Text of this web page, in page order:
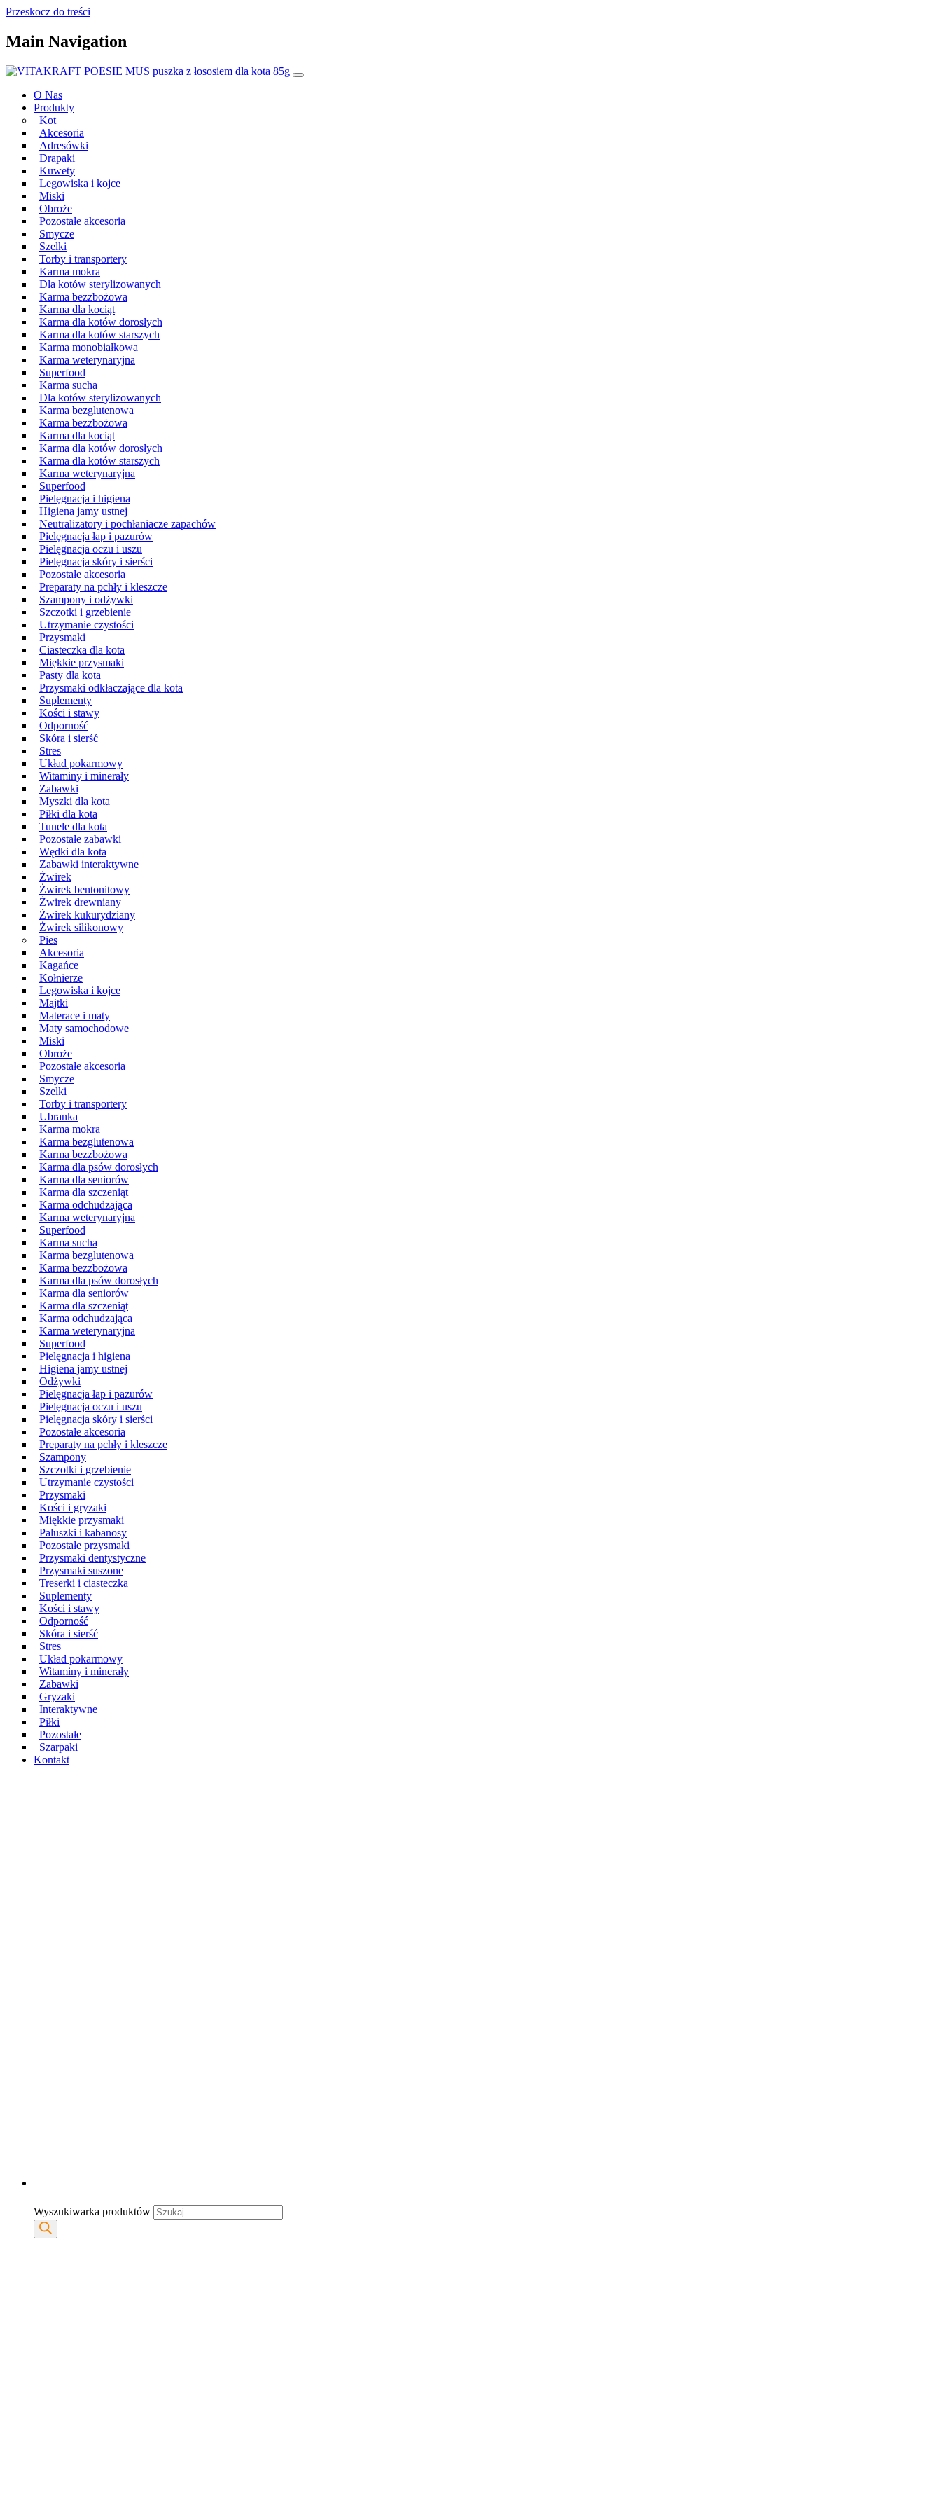
Przeskocz do treści
Main Navigation
O Nas
Produkty
Kot
Akcesoria
Adresówki
Drapaki
Kuwety
Legowiska i kojce
Miski
Obroże
Pozostałe akcesoria
Smycze
Szelki
Torby i transportery
Karma mokra
Dla kotów sterylizowanych
Karma bezzbożowa
Karma dla kociąt
Karma dla kotów dorosłych
Karma dla kotów starszych
Karma monobiałkowa
Karma weterynaryjna
Superfood
Karma sucha
Dla kotów sterylizowanych
Karma bezglutenowa
Karma bezzbożowa
Karma dla kociąt
Karma dla kotów dorosłych
Karma dla kotów starszych
Karma weterynaryjna
Superfood
Pielęgnacja i higiena
Higiena jamy ustnej
Neutralizatory i pochłaniacze zapachów
Pielęgnacja łap i pazurów
Pielęgnacja oczu i uszu
Pielęgnacja skóry i sierści
Pozostałe akcesoria
Preparaty na pchły i kleszcze
Szampony i odżywki
Szczotki i grzebienie
Utrzymanie czystości
Przysmaki
Ciasteczka dla kota
Miękkie przysmaki
Pasty dla kota
Przysmaki odkłaczające dla kota
Suplementy
Kości i stawy
Odporność
Skóra i sierść
Stres
Układ pokarmowy
Witaminy i minerały
Zabawki
Myszki dla kota
Piłki dla kota
Tunele dla kota
Pozostałe zabawki
Wędki dla kota
Zabawki interaktywne
Żwirek
Żwirek bentonitowy
Żwirek drewniany
Żwirek kukurydziany
Żwirek silikonowy
Pies
Akcesoria
Kagańce
Kołnierze
Legowiska i kojce
Majtki
Materace i maty
Maty samochodowe
Miski
Obroże
Pozostałe akcesoria
Smycze
Szelki
Torby i transportery
Ubranka
Karma mokra
Karma bezglutenowa
Karma bezzbożowa
Karma dla psów dorosłych
Karma dla seniorów
Karma dla szczeniąt
Karma odchudzająca
Karma weterynaryjna
Superfood
Karma sucha
Karma bezglutenowa
Karma bezzbożowa
Karma dla psów dorosłych
Karma dla seniorów
Karma dla szczeniąt
Karma odchudzająca
Karma weterynaryjna
Superfood
Pielęgnacja i higiena
Higiena jamy ustnej
Odżywki
Pielęgnacja łap i pazurów
Pielęgnacja oczu i uszu
Pielęgnacja skóry i sierści
Pozostałe akcesoria
Preparaty na pchły i kleszcze
Szampony
Szczotki i grzebienie
Utrzymanie czystości
Przysmaki
Kości i gryzaki
Miękkie przysmaki
Paluszki i kabanosy
Pozostałe przysmaki
Przysmaki dentystyczne
Przysmaki suszone
Treserki i ciasteczka
Suplementy
Kości i stawy
Odporność
Skóra i sierść
Stres
Układ pokarmowy
Witaminy i minerały
Zabawki
Gryzaki
Interaktywne
Piłki
Pozostałe
Szarpaki
Kontakt
Wyszukiwarka produktów